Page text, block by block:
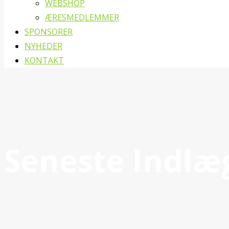
WEBSHOP
ÆRESMEDLEMMER
SPONSORER
NYHEDER
KONTAKT